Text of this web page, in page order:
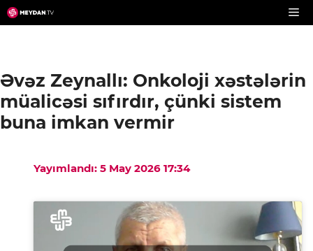
Skip
to
Əvəz Zeynallı: Onkoloji xəstələrin
müalicəsi sıfırdır, çünki sistem
buna imkan vermir
Yayımlandı: 5 May 2026 17:34